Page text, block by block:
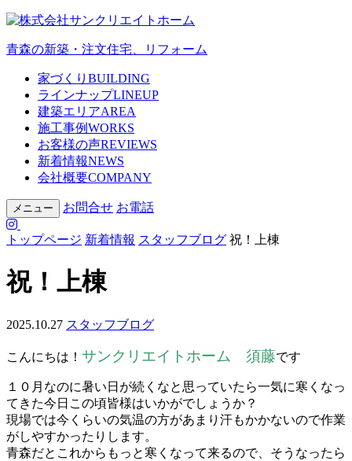
青森の新築・注文住宅、リフォーム
家づくり BUILDING
ラインナップLINEUP
建築エリアAREA
施工事例WORKS
お客様の声REVIEWS
新着情報NEWS
会社概要COMPANY
メニュー お問合せ お電話
トップページ 新着情報 スタッフブログ 祝！上棟
祝！上棟
2025.10.27 スタッフブログ
こんにちは！ サンクリエイトホーム 須藤です
１０月なのに暑い日が続くなと思っていたら一気に寒くなっ
てきた今日この頃皆様はいかがでしょうか？
現場では今くらいの気温の方があまり汗もかかないので作業
がしやすかったりします。
青森だとこれからもっと寒くなって来るので、そうなったら